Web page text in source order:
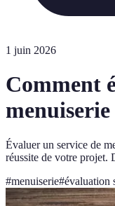
1 juin 2026
Comment
Évaluer un service de
réussite de votre projet.
#menuiserie#évaluation